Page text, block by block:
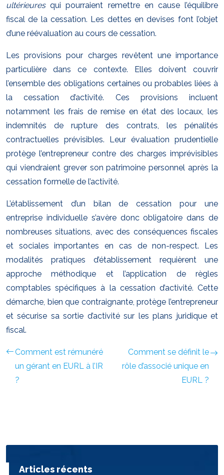
ultérieuresqui pourraient remettre en cause l’équilibre
fiscal de la cessation. Les dettes en devises font l’objet
d’une réévaluation au cours de cessation.
Les provisions pour charges revêtent une importance
particulière dans ce contexte. Elles doivent couvrir
l’ensemble des obligations certaines ou probables liées à
la cessation d’activité. Ces provisions incluent
notamment les frais de remise en état des locaux, les
indemnités de rupture des contrats, les pénalités
contractuelles prévisibles. Leur évaluation prudentielle
protège l’entrepreneur contre des charges imprévisibles
qui viendraient grever son patrimoine personnel après la
cessation formelle de l’activité.
L’établissement d’un bilan de cessation pour une
entreprise individuelle s’avère donc obligatoire dans de
nombreuses situations, avec des conséquences fiscales
et sociales importantes en cas de non-respect. Les
modalités pratiques d’établissement requièrent une
approche méthodique et l’application de règles
comptables spécifiques à la cessation d’activité. Cette
démarche, bien que contraignante, protège l’entrepreneur
et sécurise sa sortie d’activité sur les plans juridique et
fiscal.
Comment est rémunéré
un gérant en EURL à l’IR
?
Comment se définit le
rôle d’associé unique en
EURL ?
Articles récents